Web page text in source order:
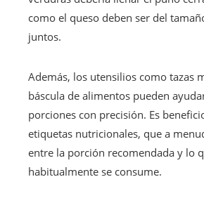
como el queso deben ser del
juntos.
Además, los utensilios como tazas
báscula de alimentos pueden
porciones con precisión. Es
etiquetas nutricionales, que a
entre la porción recomendada y lo
habitualmente se consume.